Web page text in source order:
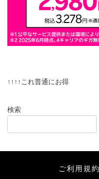
↑↑↑↑これ普通にお得
検索
ご利用規約